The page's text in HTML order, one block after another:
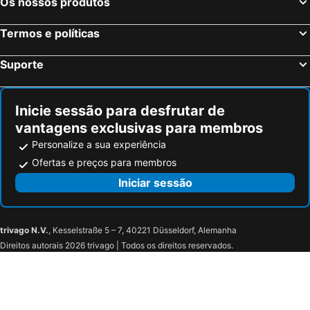
Termos e políticas
Suporte
Inicie sessão para desfrutar de
vantagens exclusivas para membros
Personalize a sua experiência
Ofertas e preços para membros
Iniciar sessão
trivago N.V., Kesselstraße 5 – 7, 40221 Düsseldorf, Alemanha
Direitos autorais 2026 trivago | Todos os direitos reservados.